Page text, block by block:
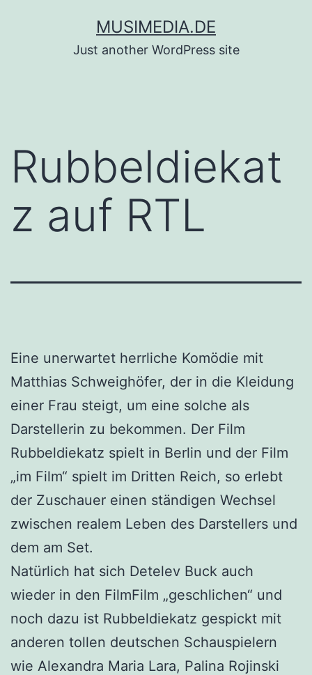
MUSIMEDIA.DE
Just another WordPress site
Rubbeldiekat
z auf RTL
Eine unerwartet herrliche Komödie mit
Matthias Schweighöfer, der in die Kleidung
einer Frau steigt, um eine solche als
Darstellerin zu bekommen. Der Film
Rubbeldiekatz spielt in Berlin und der Film
„im Film“ spielt im Dritten Reich, so erlebt
der Zuschauer einen ständigen Wechsel
zwischen realem Leben des Darstellers und
dem am Set.
Natürlich hat sich Detelev Buck auch
wieder in den FilmFilm „geschlichen“ und
noch dazu ist Rubbeldiekatz gespickt mit
anderen tollen deutschen Schauspielern
wie Alexandra Maria Lara, Palina Rojinski